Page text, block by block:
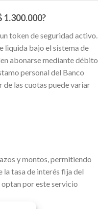
token de seguridad activo.
liquida bajo el sistema de
abonarse mediante débito
personal del Banco
de las cuotas puede variar
y montos, permitiendo
la tasa de interés fija del
por este servicio